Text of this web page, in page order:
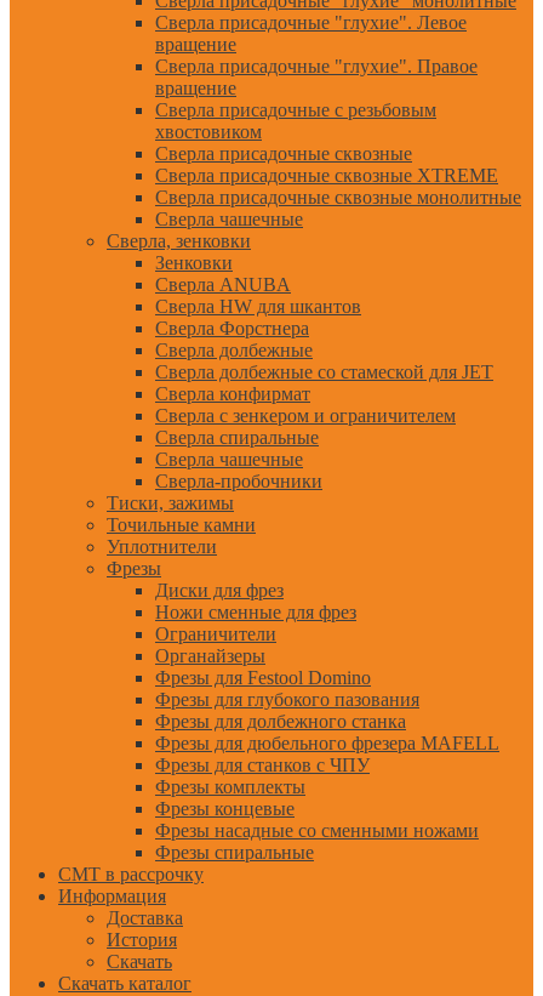
Сверла присадочные "глухие". Левое
вращение
Сверла присадочные "глухие". Правое
вращение
Сверла присадочные с резьбовым
хвостовиком
Сверла присадочные сквозные
Сверла присадочные сквозные XTREME
Сверла присадочные сквозные монолитные
Сверла чашечные
Сверла, зенковки
Зенковки
Сверла ANUBA
Сверла HW для шкантов
Сверла Форстнера
Сверла долбежные
Сверла долбежные со стамеской для JET
Сверла конфирмат
Сверла с зенкером и ограничителем
Сверла спиральные
Сверла чашечные
Сверла-пробочники
Тиски, зажимы
Точильные камни
Уплотнители
Фрезы
Диски для фрез
Ножи сменные для фрез
Ограничители
Органайзеры
Фрезы для Festool Domino
Фрезы для глубокого пазования
Фрезы для долбежного станка
Фрезы для дюбельного фрезера MAFELL
Фрезы для станков с ЧПУ
Фрезы комплекты
Фрезы концевые
Фрезы насадные со сменными ножами
Фрезы спиральные
CMT в рассрочку
Информация
Доставка
История
Скачать
Скачать каталог